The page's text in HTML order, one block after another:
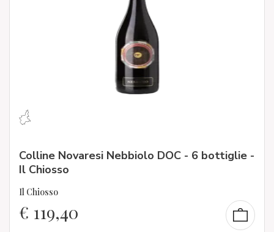
Colline Novaresi Nebbiolo DOC - 6 bottiglie -
Il Chiosso
Il Chiosso
€ 119,40